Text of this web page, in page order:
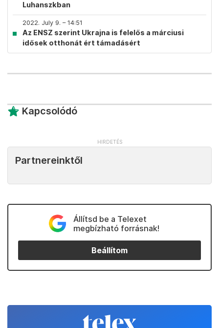
Luhanszkban
2022. July 9. – 14:51
Az ENSZ szerint Ukrajna is felelős a márciusi
idősek otthonát ért támadásért
Kapcsolódó
Partnereinktől
Állítsd be a Telexet
megbízható forrásnak!
Beállítom